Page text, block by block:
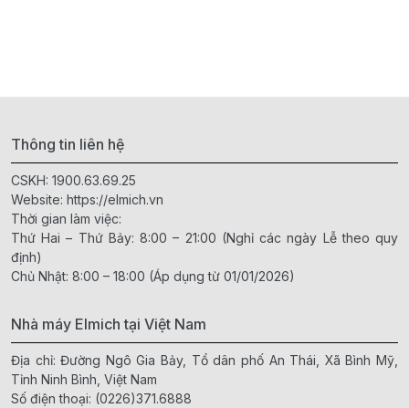
Thông tin liên hệ
CSKH: 1900.63.69.25
Website: https://elmich.vn
Thời gian làm việc:
Thứ Hai – Thứ Bảy: 8:00 – 21:00 (Nghỉ các ngày Lễ theo quy
định)
Chủ Nhật: 8:00 – 18:00 (Áp dụng từ 01/01/2026)
Nhà máy Elmich tại Việt Nam
Địa chỉ: Đường Ngô Gia Bảy, Tổ dân phố An Thái, Xã Bình Mỹ,
Tỉnh Ninh Bình, Việt Nam
Số điện thoại: (0226)371.6888